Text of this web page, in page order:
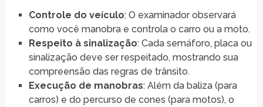
Controle do veículo: O examinador observará
como você manobra e controla o carro ou a moto.
Respeito à sinalização: Cada semáforo, placa ou
sinalização deve ser respeitado, mostrando sua
compreensão das regras de trânsito.
Execução de manobras: Além da baliza (para
carros) e do percurso de cones (para motos), o